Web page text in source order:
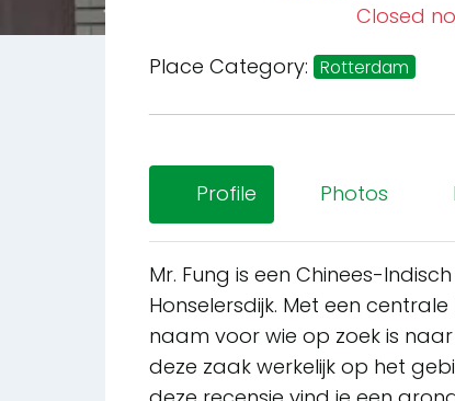
Closed
Place Category: Rotterdam
Profile Photos
Mr. Fung is een Chinees-
Honselersdijk. Met een
naam voor wie op zoek is
deze zaak werkelijk op het